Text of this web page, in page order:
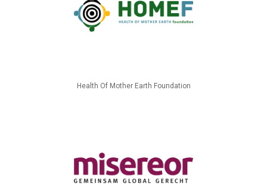
Health Of Mother Earth Foundation